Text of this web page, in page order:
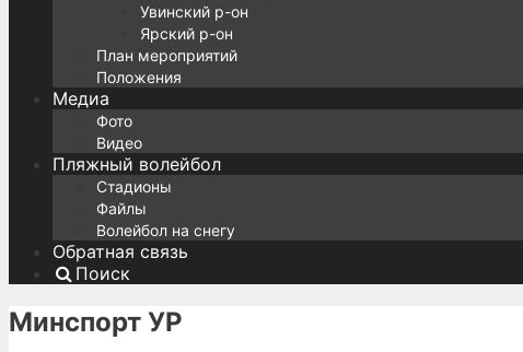
Увинский р-он
Ярский р-он
План мероприятий
Положения
Медиа
Фото
Видео
Пляжный волейбол
Стадионы
Файлы
Волейбол на снегу
Обратная связь
Поиск
Минспорт УР